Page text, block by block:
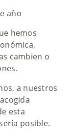
año
hemos
cambien o
a nuestros
esta
posible.